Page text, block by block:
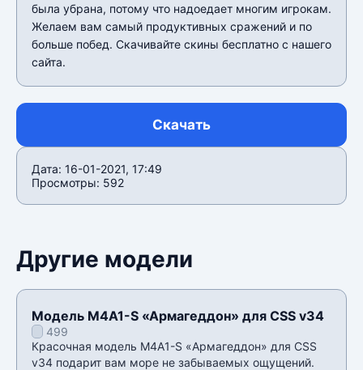
была убрана, потому что надоедает многим игрокам.
Желаем вам самый продуктивных сражений и по
больше побед. Скачивайте скины бесплатно с нашего
сайта.
Скачать
Дата: 16-01-2021, 17:49
Просмотры: 592
Другие модели
Модель M4A1-S «Армагеддон» для CSS v34
499
Красочная модель M4A1-S «Армагеддон» для CSS
v34 подарит вам море не забываемых ощущений.